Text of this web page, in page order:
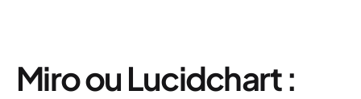
Miro ou Lucidchart :